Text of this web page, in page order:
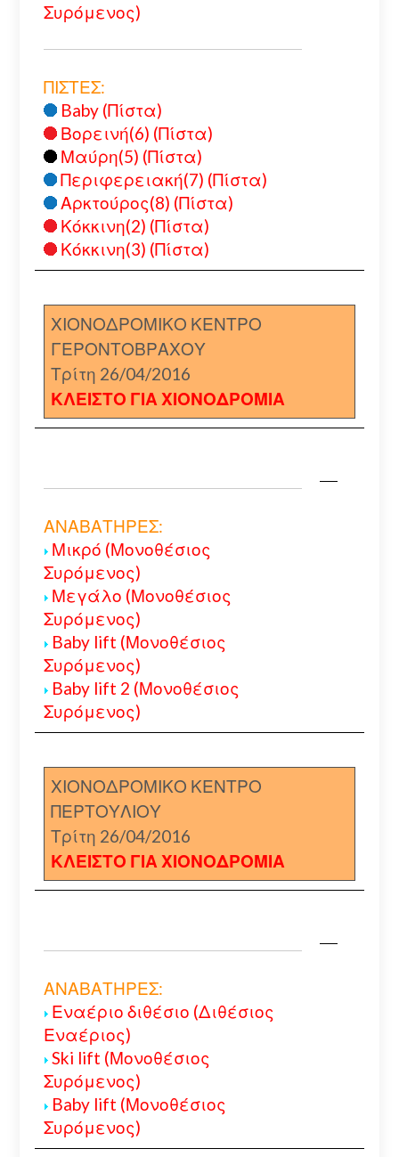
Συρόμενος)
ΠΙΣΤΕΣ:
Baby (Πίστα)
Βορεινή(6) (Πίστα)
Μαύρη(5) (Πίστα)
Περιφερειακή(7) (Πίστα)
Αρκτούρος(8) (Πίστα)
Κόκκινη(2) (Πίστα)
Κόκκινη(3) (Πίστα)
ΧΙΟΝΟΔΡΟΜΙΚΟ ΚΕΝΤΡΟ
ΓΕΡΟΝΤΟΒΡΑΧΟΥ
Τρίτη 26/04/2016
ΚΛΕΙΣΤΟ ΓΙΑ ΧΙΟΝΟΔΡΟΜΙΑ
ΑΝΑΒΑΤΗΡΕΣ:
Μικρό (Μονοθέσιος
Συρόμενος)
Μεγάλο (Μονοθέσιος
Συρόμενος)
Baby lift (Μονοθέσιος
Συρόμενος)
Baby lift 2 (Μονοθέσιος
Συρόμενος)
ΧΙΟΝΟΔΡΟΜΙΚΟ ΚΕΝΤΡΟ
ΠΕΡΤΟΥΛΙΟΥ
Τρίτη 26/04/2016
ΚΛΕΙΣΤΟ ΓΙΑ ΧΙΟΝΟΔΡΟΜΙΑ
ΑΝΑΒΑΤΗΡΕΣ:
Εναέριο διθέσιο (Διθέσιος
Εναέριος)
Ski lift (Μονοθέσιος
Συρόμενος)
Baby lift (Μονοθέσιος
Συρόμενος)